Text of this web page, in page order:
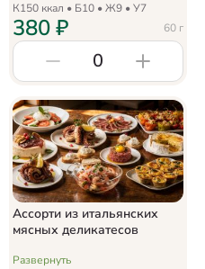
К150 ккал • Б10 • Ж9 • У7
60 г
380₽
0
Ассорти из итальянских
мясных деликатесов
Развернуть